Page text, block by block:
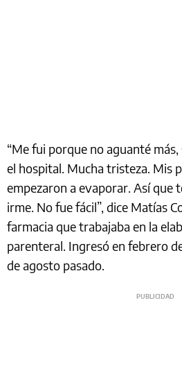
“Me fui porque no aguanté
el hospital. Mucha tristeza. Mis
empezaron a evaporar. Así que
irme. No fue fácil”, dice Matías
farmacia que trabajaba en la
parenteral. Ingresó en febrero
de agosto pasado.